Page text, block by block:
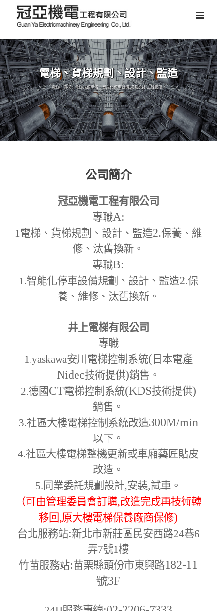
電梯、貨梯規劃、設計、監造
電梯、貨梯、電梯式停車塔、智能化停車設備,規劃設計,工程管理。
公司簡介
冠亞機電工程有限公司
專職A:
1電梯、貨梯規劃、設計、監造2.保養、維
修、汰舊換新。
專職B:
1.智能化停車設備規劃、設計、監造2.保
養、維修、汰舊換新。
井上電梯有限公司
專職
1.yaskawa安川電梯控制系統( 日本電產
Nidec技術提供)銷售。
2.德國 CT電梯控制系統(KDS技術提供)
銷售。
3.社區大樓電梯控制系統改造300M/min
以下。
4.社區大樓電梯整機更新或車廂藝匠貼皮
改造。
5. 同業委託規劃設計,安裝,試車。
（可由管理委員會訂購,改造完成再技術轉
移回,原大樓電梯保養廠商保修)
台北服務站:新北市新莊區民安西路24巷6
弄7號1樓
竹苗服務站:苗栗縣頭份市東興路182-11
號3F